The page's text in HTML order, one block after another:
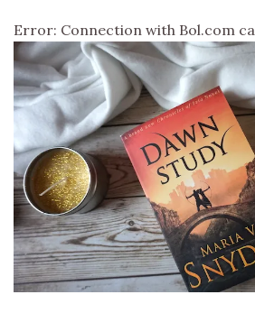
Error: Connection with Bol.com